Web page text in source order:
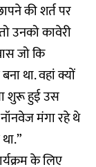
की शर्त पर
उनको कावेरी
जो कि
था. वहां क्यों
शुरू हुई उस
मंगा रहे थे
के लिए